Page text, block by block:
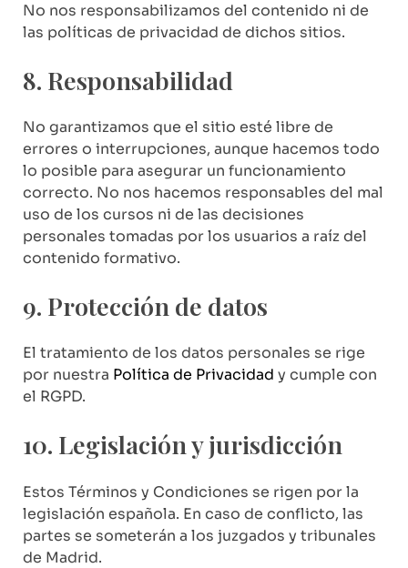
No nos responsabilizamos del contenido ni de
las políticas de privacidad de dichos sitios.
8. Responsabilidad
No garantizamos que el sitio esté libre de
errores o interrupciones, aunque hacemos todo
lo posible para asegurar un funcionamiento
correcto. No nos hacemos responsables del mal
uso de los cursos ni de las decisiones
personales tomadas por los usuarios a raíz del
contenido formativo.
9. Protección de datos
El tratamiento de los datos personales se rige
por nuestra Política de Privacidad y cumple con
el RGPD.
10. Legislación y jurisdicción
Estos Términos y Condiciones se rigen por la
legislación española. En caso de conflicto, las
partes se someterán a los juzgados y tribunales
de Madrid.